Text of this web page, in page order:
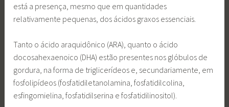
está a presença, mesmo que em quantidades
relativamente pequenas, dos ácidos graxos essenciais.
Tanto o ácido araquidônico (ARA), quanto o ácido
docosahexaenoico (DHA) estão presentes nos glóbulos de
gordura, na forma de triglicerídeos e, secundariamente, em
fosfolipídeos (fosfatidiletanolamina, fosfatidilcolina,
esfingomielina, fosfatidilserina e fosfatidilinositol).